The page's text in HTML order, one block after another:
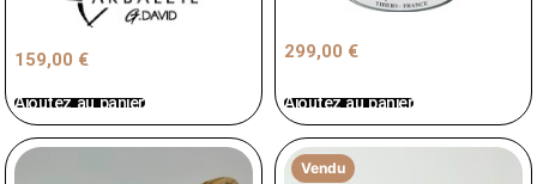
159,00 €
Ajoutez au panier
299,00 €
Ajoutez au panier
Vendu